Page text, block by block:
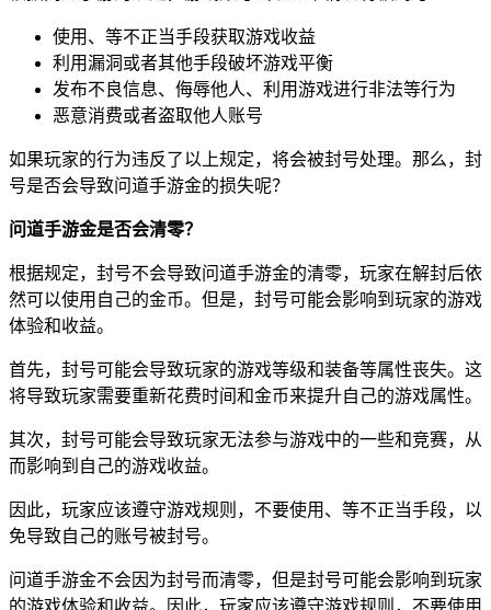
使用、等不正当手段获取游戏收益
利用漏洞或者其他手段破坏游戏平衡
发布不良信息、侮辱他人、利用游戏进行非法等行为
恶意消费或者盗取他人账号
如果玩家的行为违反了以上规定，将会被封号处理。那么，封
号是否会导致问道手游金的损失呢？
问道手游金是否会清零？
根据规定，封号不会导致问道手游金的清零，玩家在解封后依
然可以使用自己的金币。但是，封号可能会影响到玩家的游戏
体验和收益。
首先，封号可能会导致玩家的游戏等级和装备等属性丧失。这
将导致玩家需要重新花费时间和金币来提升自己的游戏属性。
其次，封号可能会导致玩家无法参与游戏中的一些和竞赛，从
而影响到自己的游戏收益。
因此，玩家应该遵守游戏规则，不要使用、等不正当手段，以
免导致自己的账号被封号。
问道手游金不会因为封号而清零，但是封号可能会影响到玩家
的游戏体验和收益。因此，玩家应该遵守游戏规则，不要使用